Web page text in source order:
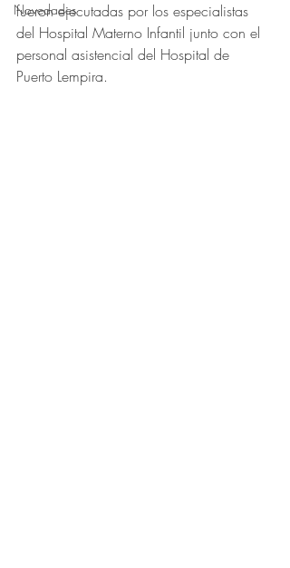
Novedades
fueron ejecutadas por los especialistas
del Hospital Materno Infantil junto con el
personal asistencial del Hospital de
Puerto Lempira.